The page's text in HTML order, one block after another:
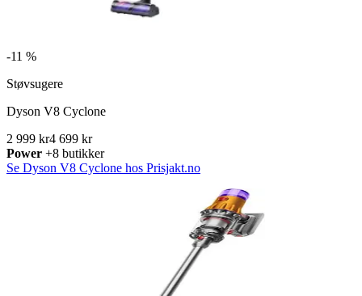
-11 %
Støvsugere
Dyson V8 Cyclone
2 999 kr4 699 kr
Power +8 butikker
Se Dyson V8 Cyclone hos Prisjakt.no